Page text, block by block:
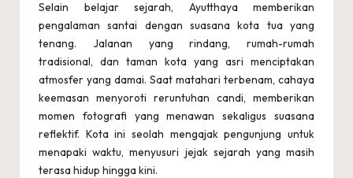
Selain belajar sejarah, Ayutthaya memberikan
pengalaman santai dengan suasana kota tua yang
tenang. Jalanan yang rindang, rumah-rumah
tradisional, dan taman kota yang asri menciptakan
atmosfer yang damai. Saat matahari terbenam, cahaya
keemasan menyoroti reruntuhan candi, memberikan
momen fotografi yang menawan sekaligus suasana
reflektif. Kota ini seolah mengajak pengunjung untuk
menapaki waktu, menyusuri jejak sejarah yang masih
terasa hidup hingga kini.